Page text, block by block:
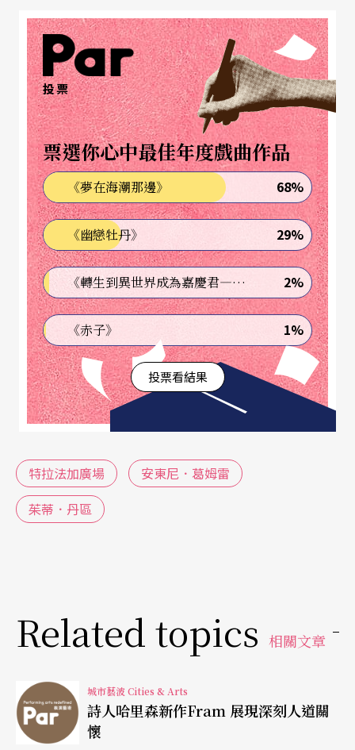
的活動中，有兩千四百人能成為這個劇院裡的演
員，這也許是他們一生中唯一公開表演的機會，尤
其是這個廣場總是倫敦人聚會、慶祝或示威遊行的
重要場所，在這裡推行這個計畫特別有意義。
在軍事意味濃厚的廣場上展現自我
特拉法加廣場是倫敦地標之一，四周環繞著國家藝
廊、海事拱門、白廳等重要建築，這個廣場是以拿
破崙戰爭中英軍戰勝的特拉法加戰役而命名，因此
軍事象徵意義濃厚，廣場中央直聳的圓柱上站立的
正是領導英國海軍在海戰中出生入死的納爾遜將
軍，由廣場四周四個巨大的銅獅子護衛著，其他角
落的三個雕像則不是國王就是將軍，第四個空的基
柱在倫敦前任市場李文斯頓的提倡下，長期開放給
政府委託創作的當代公共藝術，而這個空的基柱也
常是藝術家用來對抗、嘲諷或與廣場濃厚軍事意義
對話的場所。
這個計畫不僅讓每個被選中的人能自由地表現自
己，也是用來呈現英國當代社會中每個人都有的獨
特性與多樣性，尤其在倫敦這個多種族、多族群的
城市更別具意義，這個計畫在軍事象徵意味厚重的
特拉法加廣場推行則更有其重要性。
投票
票選你心中最佳年度戲曲作品
《夢在海潮那邊》 68%
《幽戀牡丹》 29%
《轉生到異世界成為嘉慶君—發現我的祖先是詐騙集團!?》 2%
《赤子》 1%
投票看結果
特拉法加廣場
安東尼．葛姆雷
茱蒂．丹區
Related topics 相關文章
城市藝波 Cities & Arts
詩人哈里森新作Fram 展現深刻人道關
懷